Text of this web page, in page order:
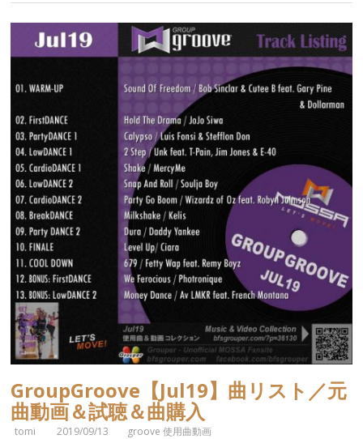
GroupGroove【Jul19】曲リスト／元
曲動画＆試聴＆曲購入
tomi 2019/09/13 groove 使用曲動画